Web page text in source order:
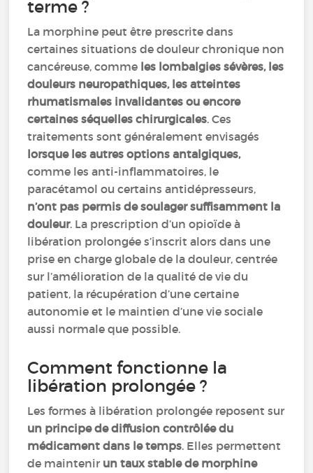
terme ?
La morphine peut être prescrite dans
certaines situations de douleur chronique non
cancéreuse, comme les lombalgies sévères, les
douleurs neuropathiques, les atteintes
rhumatismales invalidantes ou encore
certaines séquelles chirurgicales. Ces
traitements sont généralement envisagés
lorsque les autres options antalgiques,
comme les anti-inflammatoires, le
paracétamol ou certains antidépresseurs,
n’ont pas permis de soulager suffisamment la
douleur. La prescription d’un opioïde à
libération prolongée s’inscrit alors dans une
prise en charge globale de la douleur, centrée
sur l’amélioration de la qualité de vie du
patient, la récupération d’une certaine
autonomie et le maintien d’une vie sociale
aussi normale que possible.
Comment fonctionne la
libération prolongée ?
Les formes à libération prolongée reposent sur
un principe de diffusion contrôlée du
médicament dans le temps. Elles permettent
de maintenir un taux stable de morphine